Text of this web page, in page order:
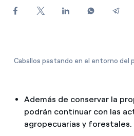
¿Gestionas varias
Caballos pastando en el entorno del
Además de conservar la
podrán continuar con las
agropecuarias y forestales.